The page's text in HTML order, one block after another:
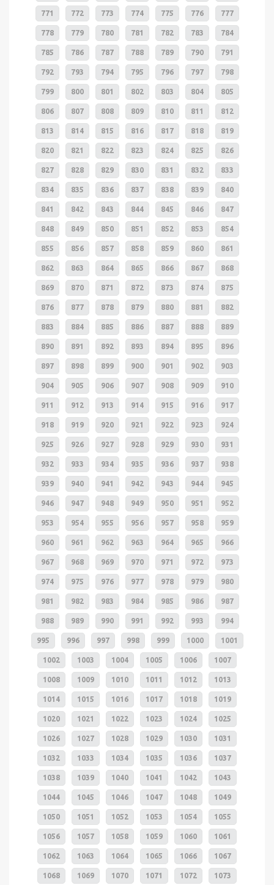
771 772 773 774 775 776 777
778 779 780 781 782 783 784
785 786 787 788 789 790 791
792 793 794 795 796 797 798
799 800 801 802 803 804 805
806 807 808 809 810 811 812
813 814 815 816 817 818 819
820 821 822 823 824 825 826
827 828 829 830 831 832 833
834 835 836 837 838 839 840
841 842 843 844 845 846 847
848 849 850 851 852 853 854
855 856 857 858 859 860 861
862 863 864 865 866 867 868
869 870 871 872 873 874 875
876 877 878 879 880 881 882
883 884 885 886 887 888 889
890 891 892 893 894 895 896
897 898 899 900 901 902 903
904 905 906 907 908 909 910
911 912 913 914 915 916 917
918 919 920 921 922 923 924
925 926 927 928 929 930 931
932 933 934 935 936 937 938
939 940 941 942 943 944 945
946 947 948 949 950 951 952
953 954 955 956 957 958 959
960 961 962 963 964 965 966
967 968 969 970 971 972 973
974 975 976 977 978 979 980
981 982 983 984 985 986 987
988 989 990 991 992 993 994
995 996 997 998 999 1000 1001
1002 1003 1004 1005 1006 1007
1008 1009 1010 1011 1012 1013
1014 1015 1016 1017 1018 1019
1020 1021 1022 1023 1024 1025
1026 1027 1028 1029 1030 1031
1032 1033 1034 1035 1036 1037
1038 1039 1040 1041 1042 1043
1044 1045 1046 1047 1048 1049
1050 1051 1052 1053 1054 1055
1056 1057 1058 1059 1060 1061
1062 1063 1064 1065 1066 1067
1068 1069 1070 1071 1072 1073